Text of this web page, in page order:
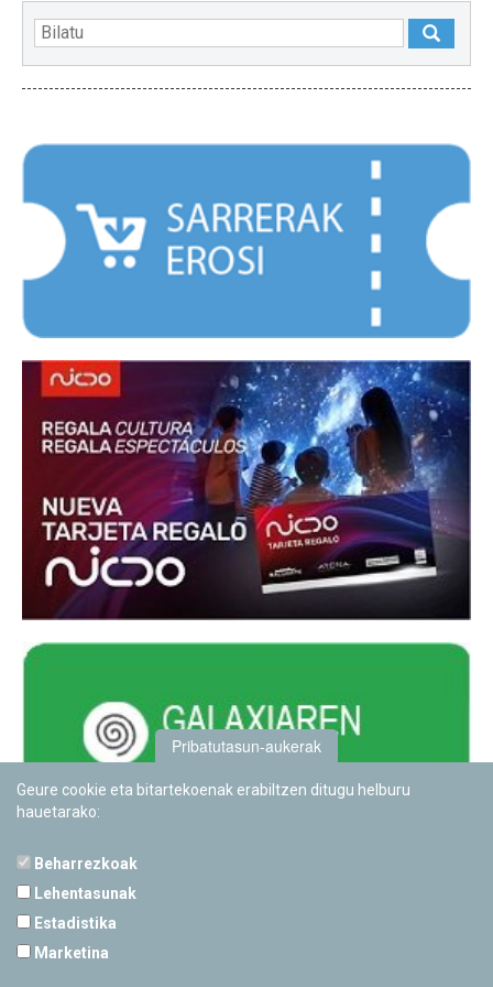
Pribatutasun-aukerak
Geure cookie eta bitartekoenak erabiltzen ditugu helburu
hauetarako:
Beharrezkoak
Lehentasunak
Estadistika
Marketina